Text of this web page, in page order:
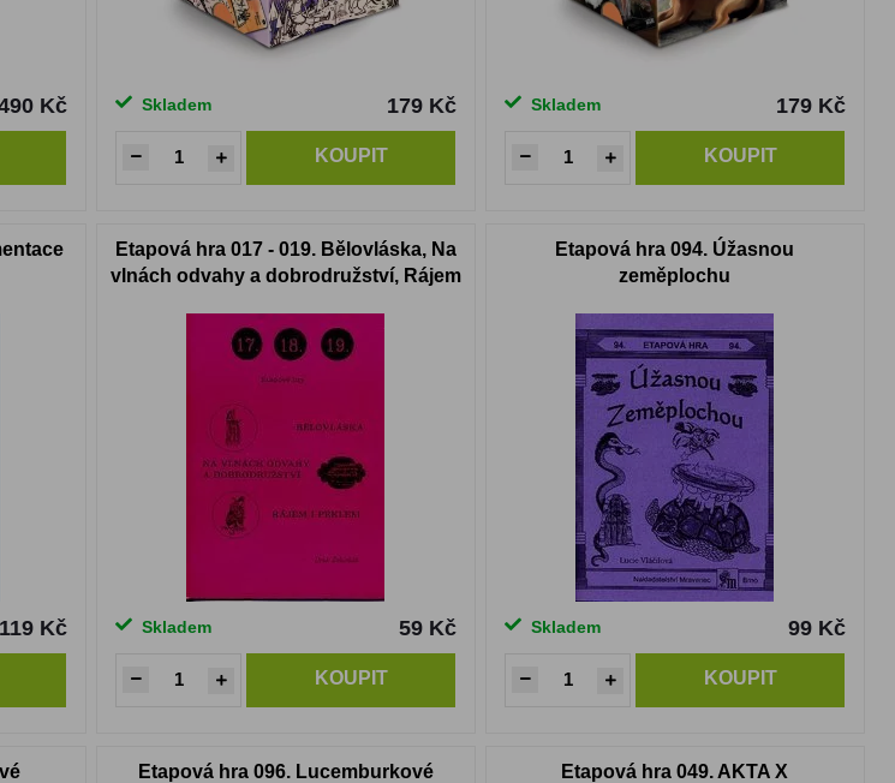
Kč Skladem 179 Kč
KOUPIT
Skladem 179 Kč
KOUPIT
119 Kč
Etapová hra 017 - 019. Bělovláska, Na
vlnách odvahy a dobrodružství, Rájem
Skladem 59 Kč
KOUPIT
Etapová hra 094. Úžasnou
zeměplochu
Skladem 99 Kč
KOUPIT
Etapová hra 096. Lucemburkové Etapová hra 049. AKTA X